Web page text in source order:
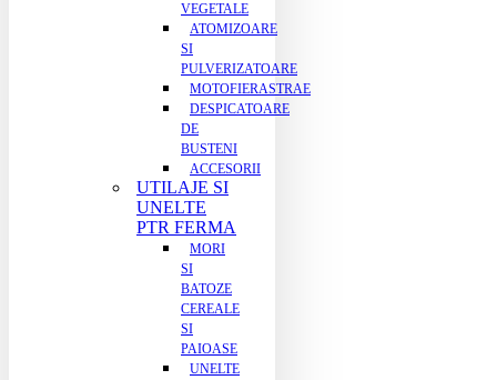
VEGETALE
ATOMIZOARE
SI
PULVERIZATOARE
MOTOFIERASTRAE
DESPICATOARE
DE
BUSTENI
ACCESORII
UTILAJE SI
UNELTE
PTR FERMA
MORI
SI
BATOZE
CEREALE
SI
PAIOASE
UNELTE